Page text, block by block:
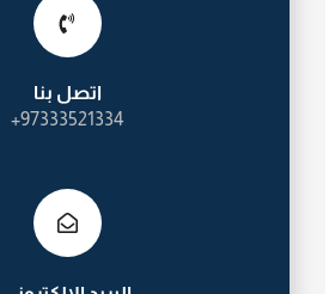
اتصل بنا
97333521334+